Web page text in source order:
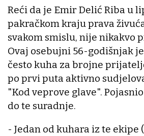
Reći da je Emir Delić Riba u
pakračkom kraju prava
svakom smislu, nije nikakvo
Ovaj osebujni 56-godišnjak
često kuha za brojne
po prvi puta aktivno
"Kod veprove glave".
do te suradnje.
- Jedan od kuhara iz te ekipe